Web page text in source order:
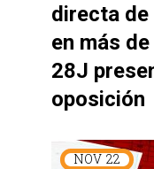
directa de
en más
28J
oposición
NOV 22